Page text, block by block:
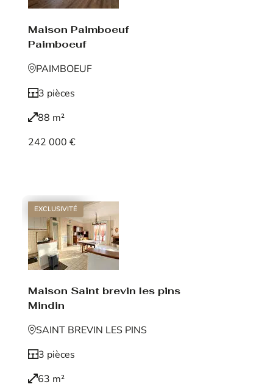
Maison Paimboeuf
Paimboeuf
PAIMBOEUF
3 pièces
88 m²
242 000 €
EXCLUSIVITÉ
Maison Saint brevin les pins
Mindin
SAINT BREVIN LES PINS
3 pièces
63 m²